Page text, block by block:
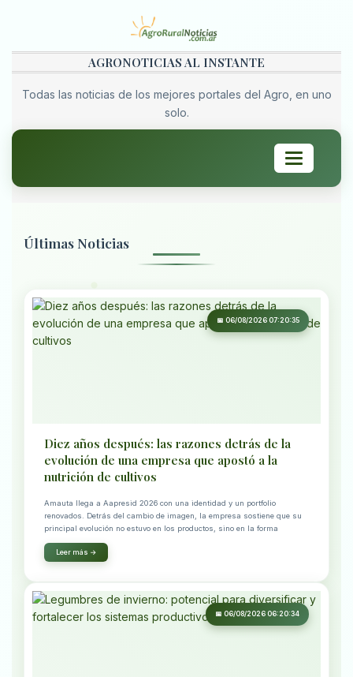
AGRONOTICIAS AL INSTANTE
Todas las noticias de los mejores portales del Agro, en uno
solo.
Toggle
navigation
Últimas Noticias
📅 06/08/2026 07:20:35
Diez años después: las razones detrás de la
evolución de una empresa que apostó a la
nutrición de cultivos
Amauta llega a Aapresid 2026 con una identidad y un portfolio
renovados. Detrás del cambio de imagen, la empresa sostiene que su
principal evolución no estuvo en los productos, sino en la forma
Leer más →
📅 06/08/2026 06:20:34